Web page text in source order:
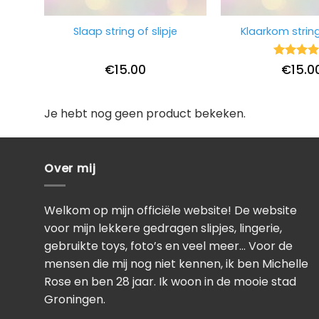
Slaap string of slipje
€15.00
Klaarkom
uit 5
€
Je hebt nog geen product bekeken.
Over mij
Welkom op mijn officiële website! De website
voor mijn lekkere gedragen slipjes, lingerie,
gebruikte toys, foto’s en veel meer… Voor de
mensen die mij nog niet kennen, ik ben Michelle
Rose en ben 28 jaar. Ik woon in de mooie stad
Groningen.